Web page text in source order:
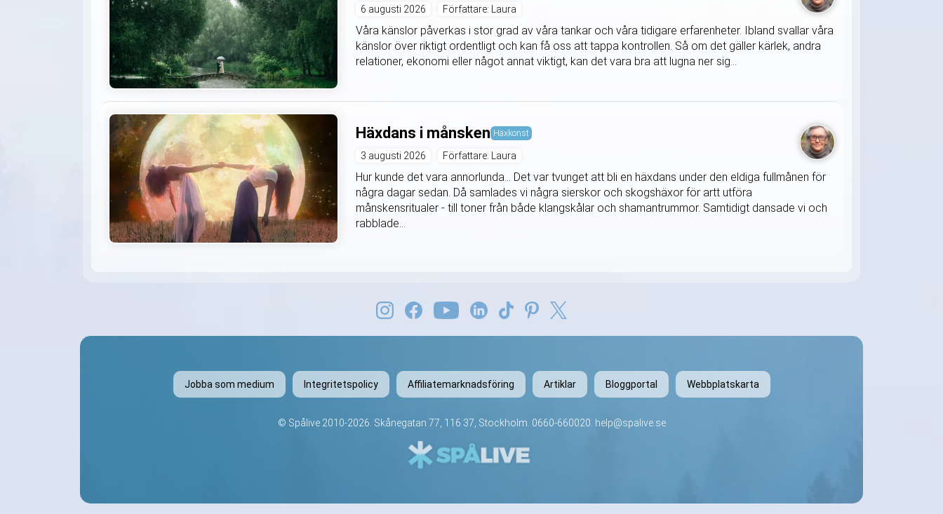
6 augusti 2026 Författare: Laura
Våra känslor påverkas i stor grad av våra tankar och våra tidigare erfarenheter. Ibland svallar våra
känslor över riktigt ordentligt och kan få oss att tappa kontrollen. Så om det gäller kärlek, andra
relationer, ekonomi eller något annat viktigt, kan det vara bra att lugna ner sig...
Häxdans i månsken Häxkonst
3 augusti 2026 Författare: Laura
Hur kunde det vara annorlunda... Det var tvunget att bli en häxdans under den eldiga fullmånen för
några dagar sedan. Då samlades vi några sierskor och skogshäxor för artt utföra
månskensritualer - till toner från både klangskålar och shamantrummor. Samtidigt dansade vi och
rabblade...
Jobba som medium Integritetspolicy Affiliatemarknadsföring Artiklar Bloggportal Webbplatskarta
© Spålive2010-2026. Skånegatan 77, 116 37, Stockholm. 0660-660020 help@spalive.se